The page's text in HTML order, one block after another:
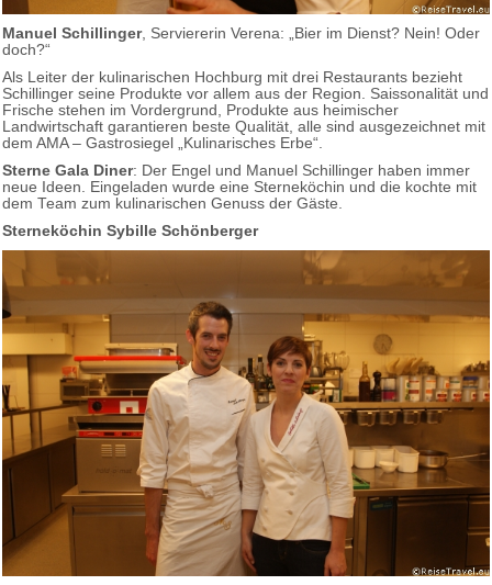
Manuel Schillinger, Serviererin Verena: „Bier im Dienst? Nein! Oder
doch?“
Als Leiter der kulinarischen Hochburg mit drei Restaurants bezieht
Schillinger seine Produkte vor allem aus der Region. Saissonalität und
Frische stehen im Vordergrund, Produkte aus heimischer
Landwirtschaft garantieren beste Qualität, alle sind ausgezeichnet mit
dem AMA – Gastrosiegel „Kulinarisches Erbe“.
Sterne Gala Diner: Der Engel und Manuel Schillinger haben immer
neue Ideen. Eingeladen wurde eine Sterneköchin und die kochte mit
dem Team zum kulinarischen Genuss der Gäste.
Sterneköchin Sybille Schönberger